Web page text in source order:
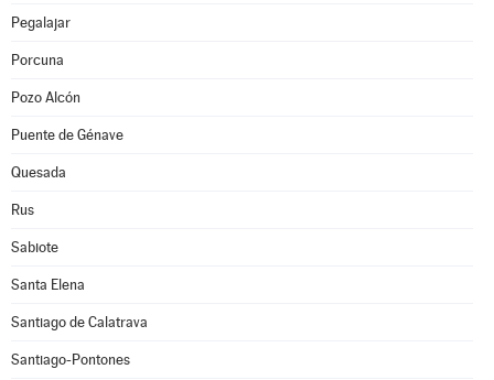
Pegalajar
Porcuna
Pozo Alcón
Puente de Génave
Quesada
Rus
Sabiote
Santa Elena
Santiago de Calatrava
Santiago-Pontones